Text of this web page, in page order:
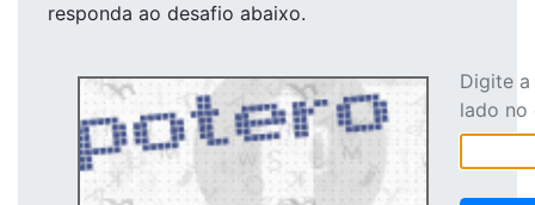
responda ao desafio abaixo.
Digite
lado no